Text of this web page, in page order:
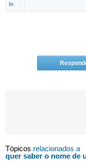
to
Tópicos relacionados a
quer saber o nome de